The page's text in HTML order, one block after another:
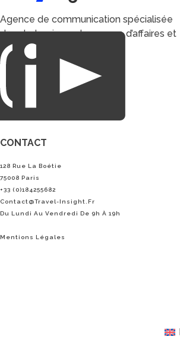
Agence de communication spécialisée
dans le tourisme du voyage d’affaires et
du loisirs.
CONTACT
128 Rue La Boétie
75008 Paris
+33 (0)184255682
Contact@Travel-Insight.fr
Du Lundi Au Vendredi De 9h À 19h
Mentions Légales